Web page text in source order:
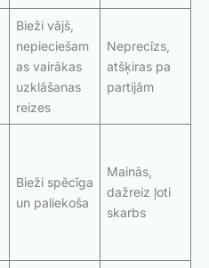
Bieži vājš,
nepieciešam
as vairākas
uzklāšanas
reizes
Neprecīzs,
atšķiras pa
partijām
Bieži spēcīga
un paliekoša
Mainās,
dažreiz ļoti
skarbs